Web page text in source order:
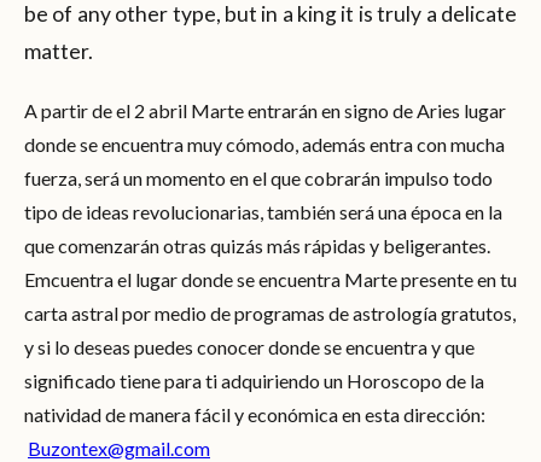
be of any other type, but in a king it is truly a delicate
matter.
A partir de el 2 abril Marte entrarán en signo de Aries lugar
donde se encuentra muy cómodo, además entra con mucha
fuerza, será un momento en el que cobrarán impulso todo
tipo de ideas revolucionarias, también será una época en la
que comenzarán otras quizás más rápidas y beligerantes.
Emcuentra el lugar donde se encuentra Marte presente en tu
carta astral por medio de programas de astrología gratutos,
y si lo deseas puedes conocer donde se encuentra y que
significado tiene para ti adquiriendo un Horoscopo de la
natividad de manera fácil y económica en esta dirección:
Buzontex@gmail.com